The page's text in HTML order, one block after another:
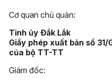
Cơ quan chủ quản:
Tỉnh ủy Đắk Lắk
Giấy phép xuất bản số
của bộ TT-TT
Giám đốc: